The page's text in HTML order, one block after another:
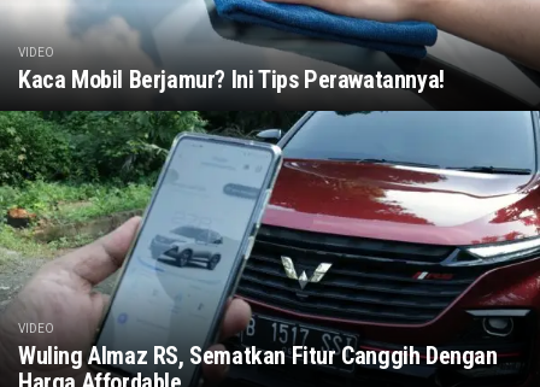
VIDEO
Kaca Mobil Berjamur? Ini Tips Perawatannya!
VIDEO
Wuling Almaz RS, Sematkan Fitur Canggih Dengan